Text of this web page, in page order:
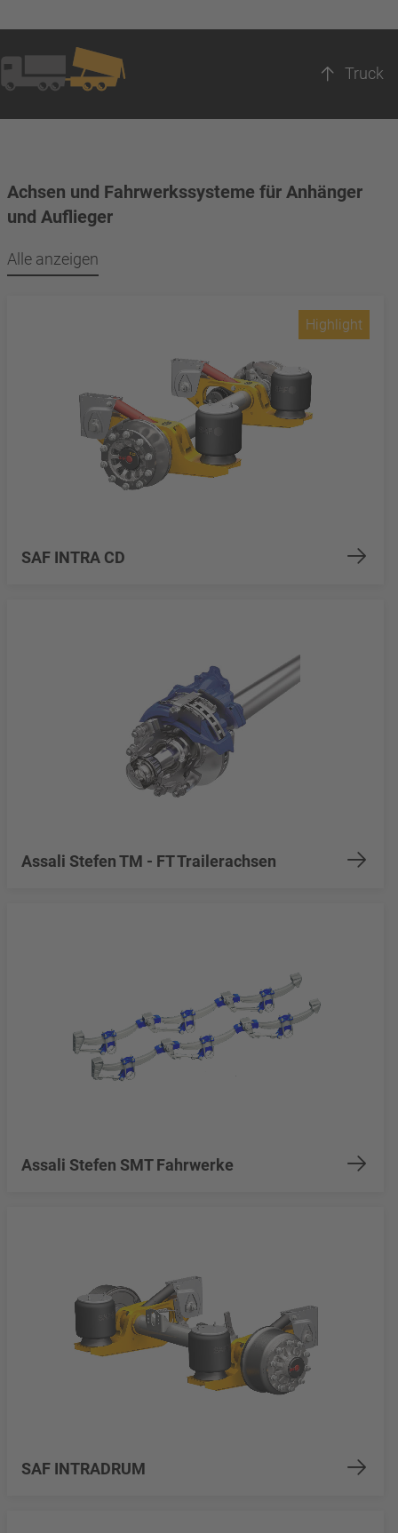
Truck
Achsen und Fahrwerkssysteme für Anhänger
und Auflieger
Alle anzeigen
SAF INTRA CD
Highlight
Assali Stefen TM - FT Trailerachsen
Assali Stefen SMT Fahrwerke
SAF INTRADRUM